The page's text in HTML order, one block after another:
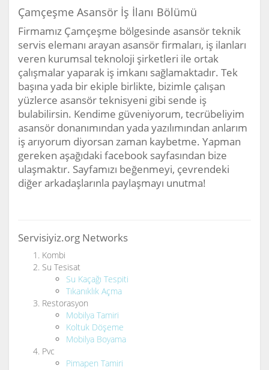
Çamçeşme Asansör İş İlanı Bölümü
Firmamız Çamçeşme bölgesinde asansör teknik
servis elemanı arayan asansör firmaları, iş ilanları
veren kurumsal teknoloji şirketleri ile ortak
çalışmalar yaparak iş imkanı sağlamaktadır. Tek
başına yada bir ekiple birlikte, bizimle çalışan
yüzlerce asansör teknisyeni gibi sende iş
bulabilirsin. Kendime güveniyorum, tecrübeliyim
asansör donanımından yada yazılımından anlarım
iş arıyorum diyorsan zaman kaybetme. Yapman
gereken aşağıdaki facebook sayfasından bize
ulaşmaktır. Sayfamızı beğenmeyi, çevrendeki
diğer arkadaşlarınla paylaşmayı unutma!
Servisiyiz.org Networks
Kombi
Su Tesisat
Su Kaçağı Tespiti
Tıkanıklık Açma
Restorasyon
Mobilya Tamiri
Koltuk Döşeme
Mobilya Boyama
Pvc
Pimapen Tamiri